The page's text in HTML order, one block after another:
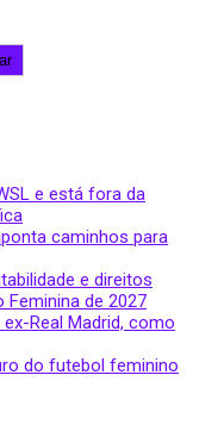
e está fora da
caminhos para
e direitos
Feminina de 2027
Real Madrid, como
do futebol feminino